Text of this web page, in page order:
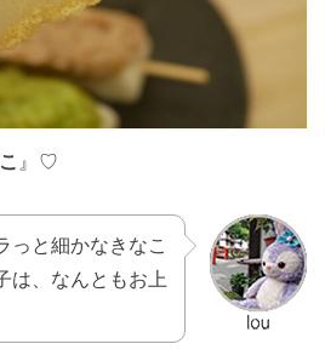
』♡
っと細かなきなこ
は、なんともお上